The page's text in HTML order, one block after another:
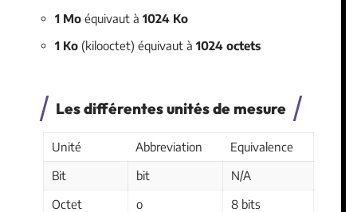
1 Mo équivaut à 1024 Ko
1 Ko (kilooctet) équivaut à 1024 octets
Les différentes unités de mesure
Unité Abbreviation
Equivalence
Bit
bit
N/A
Octet
o
8 bits